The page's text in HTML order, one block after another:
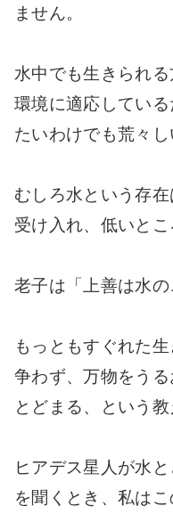
ません。
水中でも生きられ
環境に適応してい
たいわけでも荒々し
むしろ水という存
受け入れ、低いとこ
老子は「上善は水の
もっともすぐれた
争わず、万物をう
とどまる、という教
ヒアデス星人が水
を聞くとき、私は